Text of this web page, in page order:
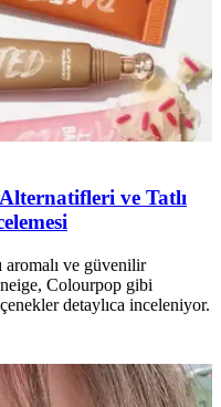
ve Tatlı
aromalı ve güvenilir
Colourpop gibi
detaylıca inceleniyor.